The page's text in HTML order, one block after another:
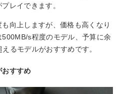
レイできます。
向上しますが、価格も高くなり
s程度のモデル、予算に余
るモデルがおすすめです。
おすすめ